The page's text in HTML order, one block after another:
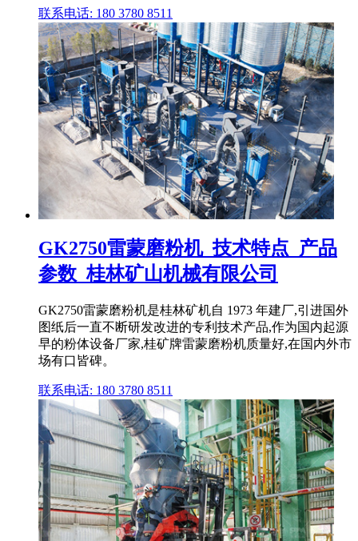
联系电话: 180 3780 8511
GK2750雷蒙磨粉机_技术特点_产品
参数_桂林矿山机械有限公司
GK2750雷蒙磨粉机是桂林矿机自 1973 年建厂,引进国外
图纸后一直不断研发改进的专利技术产品,作为国内起源
早的粉体设备厂家,桂矿牌雷蒙磨粉机质量好,在国内外市
场有口皆碑。
联系电话: 180 3780 8511